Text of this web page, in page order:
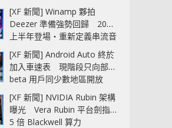
[XF 新聞] Winamp 夥拍
Deezer 準備強勢回歸 2027
上半年登場‧重新定義串流音
樂播放器
[XF 新聞] Android Auto 終於
加入車速表 現階段只向部分
beta 用戶同少數地區開放
[XF 新聞] NVIDIA Rubin 架構
曝光 Vera Rubin 平台劍指
5 倍 Blackwell 算力